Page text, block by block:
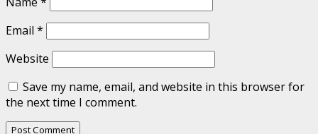
Email *
Website
Save my name, email, and website in this browser for
the next time I comment.